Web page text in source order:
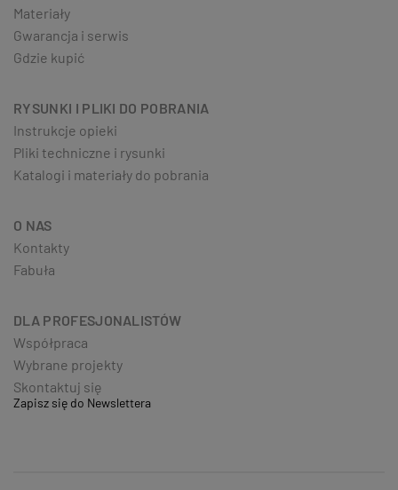
Materiały
Gwarancja i serwis
Gdzie kupić
RYSUNKI I PLIKI DO POBRANIA
Instrukcje opieki
Pliki techniczne i rysunki
Katalogi i materiały do pobrania
O NAS
Kontakty
Fabuła
DLA PROFESJONALISTÓW
Współpraca
Wybrane projekty
Skontaktuj się
Zapisz się do Newslettera